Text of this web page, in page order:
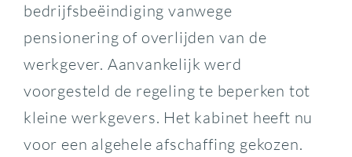
bedrijfsbeëindiging vanwege
pensionering of overlijden van de
werkgever. Aanvankelijk werd
voorgesteld de regeling te beperken tot
kleine werkgevers. Het kabinet heeft nu
voor een algehele afschaffing gekozen.